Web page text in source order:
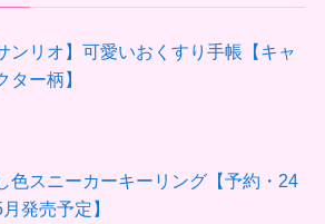
ンリオ】可愛いおくすり手帳【キャ
ター柄】
色スニーカーキーリング【予約・24
発売予定】